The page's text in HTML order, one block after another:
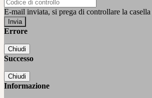
E-mail inviata, si prega di controllare la
Errore
Chiudi
Successo
Chiudi
Informazione